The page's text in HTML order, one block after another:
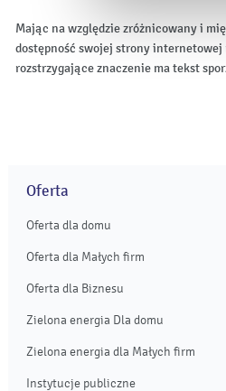
Mając na względzie zróżnicowany i
dostępność swojej strony
rozstrzygające znaczenie ma tekst
Oferta
Oferta dla domu
Oferta dla Małych firm
Oferta dla Biznesu
Zielona energia Dla domu
Zielona energia dla Małych firm
Instytucje publiczne